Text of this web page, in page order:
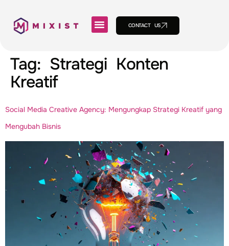
CONTACT US
Tag: Strategi Konten
Kreatif
Social Media Creative Agency: Mengungkap Strategi Kreatif yang
Mengubah Bisnis